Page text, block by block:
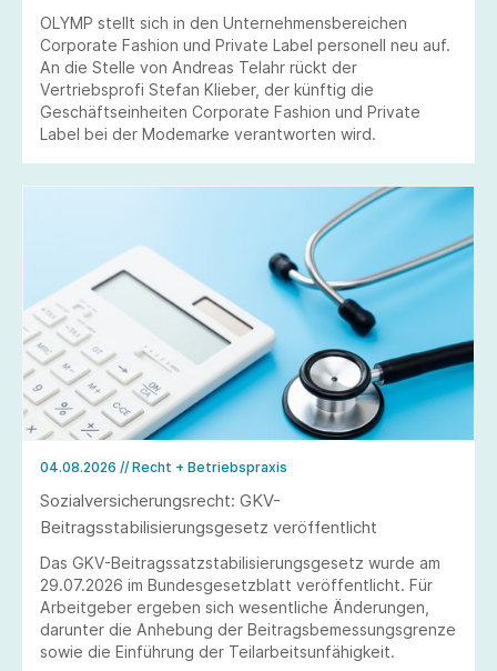
OLYMP stellt sich in den Unternehmensbereichen
Corporate Fashion und Private Label personell neu auf.
An die Stelle von Andreas Telahr rückt der
Vertriebsprofi Stefan Klieber, der künftig die
Geschäftseinheiten Corporate Fashion und Private
Label bei der Modemarke verantworten wird.
04.08.2026 // Recht + Betriebspraxis
Sozialversicherungsrecht: GKV-
Beitragsstabilisierungsgesetz veröffentlicht
Das GKV-Beitragssatzstabilisierungsgesetz wurde am
29.07.2026 im Bundesgesetzblatt veröffentlicht. Für
Arbeitgeber ergeben sich wesentliche Änderungen,
darunter die Anhebung der Beitragsbemessungsgrenze
sowie die Einführung der Teilarbeitsunfähigkeit.